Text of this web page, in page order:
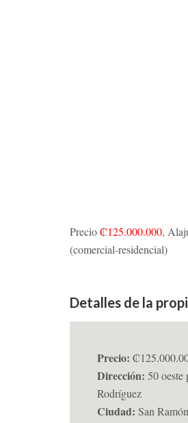
Precio₡125.000.000,
(comercial-residencial)
Detalles de la
Precio:
Dirección: 50 oeste
Rodríguez
Ciudad: San Ramón